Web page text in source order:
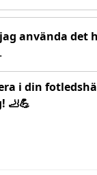
använda det
i din
🦶💪